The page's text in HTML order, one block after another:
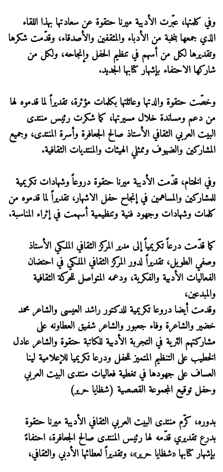
وفي كلمتها، عبّرت الأديبة ميرنا حتقوة عن سعادتها بهذا اللقاء
الذي جمعها بنخبة من الأدباء والمثقفين والأصدقاء، وقدّمت شكرها
وتقديرها لكل من أسهم في تنظيم الحفل وإنجاحه، ولكل من
شاركها الاحتفاء بإشهار كتابها الجديد.
وخصّت حتقوة والدتها وعائلتها بكلمات مؤثرة، تقديراً لما قدموه لها
من دعم ومساندة خلال مسيرتها، كما شكرت رئيس منتدى
البيت العربي الثقافي الأستاذ صالح الجعافرة وأسرة المنتدى، وجميع
المشاركين والضيوف وممثلي الهيئات والمنتديات الثقافية.
وفي الختام، قدّمت الأديبة ميرنا حتقوة دروعاً وشهادات تكريمية
للمشاركين والمساهمين في إنجاح حفل الاشهار، تقديراً لما قدموه من
كلمات وشهادات وجهود فنية وتنظيمية أسهمت في إثراء المناسبة.
كما قدّمت درعاً تكريمياً إلى مدير المركز الثقافي الملكي الأستاذ
وصفي الطويل، تقديراً لدور المركز الثقافي الملكي في احتضان
الفعاليات الأدبية والفكرية، ودعمه المتواصل للحركة الثقافية
والمبدعين،
وقدمت أيضا دروعا تكريمية للدكتور راشد العيسى والشاعر محمد
خضير والشاعرة وفاء جعبور والشاعر شفيق العطاونه على
مشاركتهم الثرية في التجربة الأدبية للكاتبة حتقوة والشاعر عادل
الخطيب على التنظيم المتميز للحفل ودرعا تكريميا للإعلامية لينا
العساف على جهودها في تغطية فعاليات منتدى البيت العربي
وحفل توقيع المجموعة القصصية (شظايا حرير)
بدوره، كرّم منتدى البيت العربي الثقافي الأديبة ميرنا حتقوة
بدرع تقديري قدّمه لها رئيس المنتدى صالح الجعافرة، احتفاءً
بإشهار كتابها «شظايا حرير»، وتقديراً لعطائها الأدبي والثقافي،